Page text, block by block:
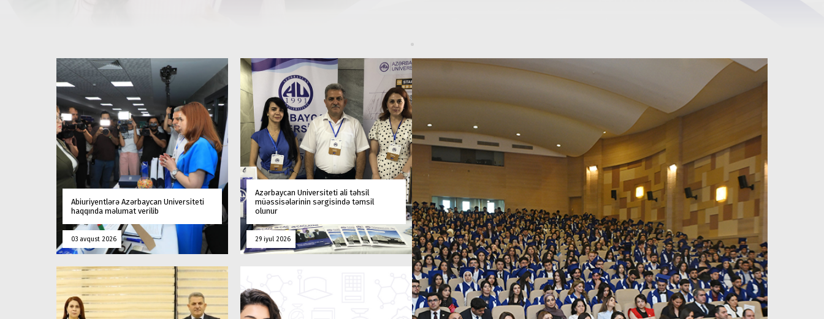
Abiuriyentlərə Azərbaycan Universiteti
haqqında məlumat verilib
03 avqust 2026
Azərbaycan Universiteti ali təhsil
müəssisələrinin sərgisində təmsil
olunur
29 iyul 2026